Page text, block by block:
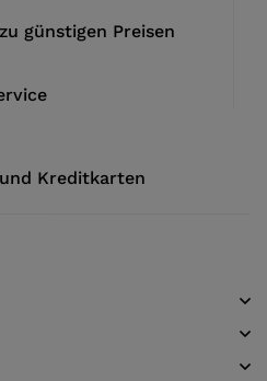
günstigen Preisen
Kreditkarten